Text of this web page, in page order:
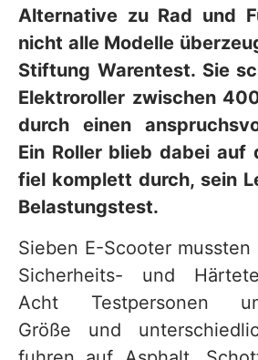
Alternative zu Rad und
nicht alle Modelle
Stiftung Warentest. Sie
Elektroroller zwischen
durch einen
Ein Roller blieb dabei auf
fiel komplett durch, sein
Belastungstest.
Sieben E-Scooter mussten
Sicherheits- und
Acht Testpersonen
Größe und